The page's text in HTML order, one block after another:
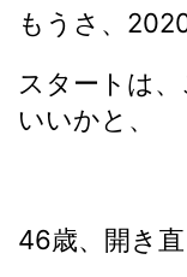
もうさ、
スタートは
いいかと、
46歳、開き